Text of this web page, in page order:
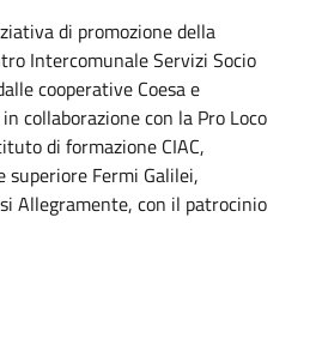
di promozione della
Intercomunale Servizi Socio
cooperative Coesa e
collaborazione con la Pro Loco
di formazione CIAC,
superiore Fermi Galilei,
Allegramente, con il patrocinio